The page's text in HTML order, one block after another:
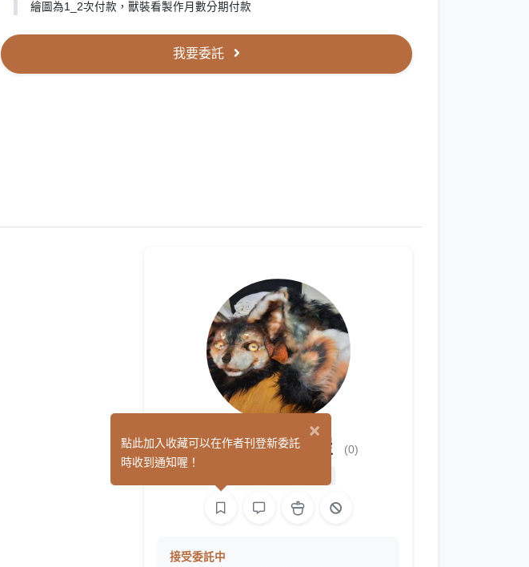
繪圖為1_2次付款，獸裝看製作月數分期付款
我要委託
咕嚕的獸化小屋 (0)
接受委託中
×
點此加入收藏可以在作者刊登新委託
時收到通知喔！